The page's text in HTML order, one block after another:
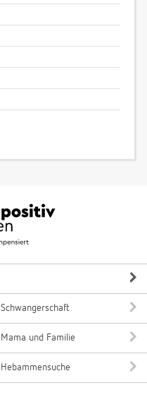
Schwangerschaft
Mama und Familie
Hebammensuche